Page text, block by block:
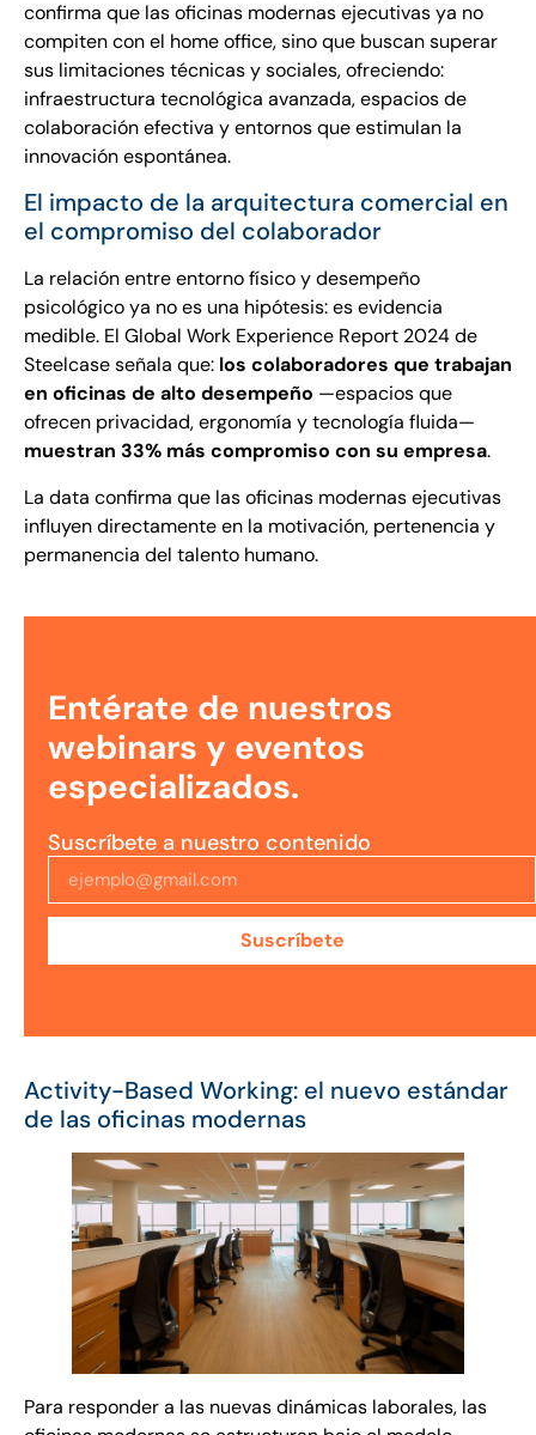
confirma que las oficinas modernas ejecutivas ya no
compiten con el home office, sino que buscan superar
sus limitaciones técnicas y sociales, ofreciendo:
infraestructura tecnológica avanzada, espacios de
colaboración efectiva y entornos que estimulan la
innovación espontánea.
El impacto de la arquitectura comercial en
el compromiso del colaborador
La relación entre entorno físico y desempeño
psicológico ya no es una hipótesis: es evidencia
medible. El Global Work Experience Report 2024 de
Steelcase señala que: los colaboradores que trabajan
en oficinas de alto desempeño —espacios que
ofrecen privacidad, ergonomía y tecnología fluida—
muestran 33% más compromiso con su empresa.
La data confirma que las oficinas modernas ejecutivas
influyen directamente en la motivación, pertenencia y
permanencia del talento humano.
Entérate de nuestros
webinars y eventos
especializados.
Suscríbete a nuestro contenido
Suscríbete
Activity-Based Working: el nuevo estándar
de las oficinas modernas
Para responder a las nuevas dinámicas laborales, las